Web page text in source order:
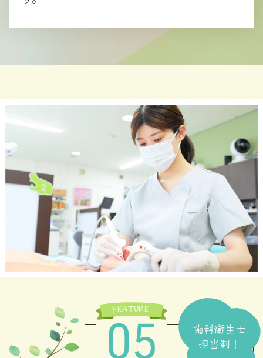
歯科衛生士
担当制！